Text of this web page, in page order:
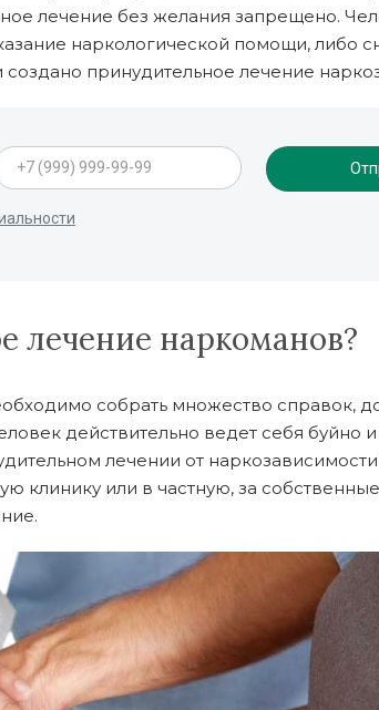
лечение без желания запрещено.
наркологической помощи, либо
принудительное лечение
лечение наркоманов?
собрать множество справок,
действительно ведет себя
лечении от
клинику или в частную, за